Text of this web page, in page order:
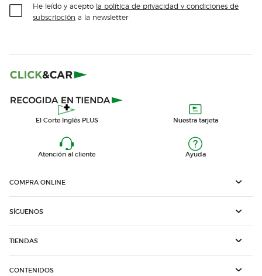
He leído y acepto la política de privacidad y condiciones de
subscripción a la newsletter
El Corte Inglés PLUS Nuestra tarjeta
Atención al cliente Ayuda
COMPRA ONLINE
SÍGUENOS
TIENDAS
CONTENIDOS